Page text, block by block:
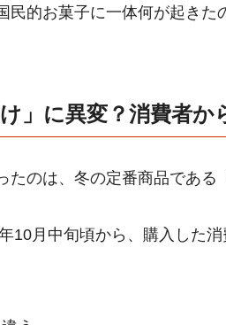
民的お菓子に一体何が起き
け」に異変？消費者か
たのは、冬の定番商品である
10月中旬頃から、購入した